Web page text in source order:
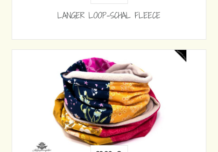
LANGER LOOP-SCHAL FLEECE